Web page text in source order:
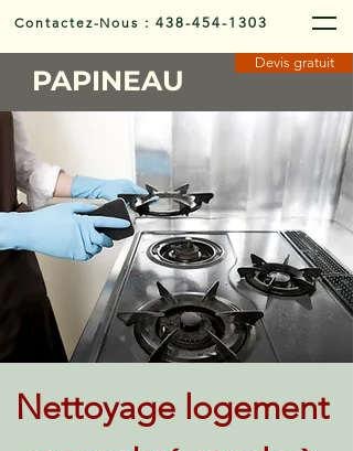
Contactez-Nous :438-454-1303
PAPINEAU
Devis gratuit
Nettoyage logement